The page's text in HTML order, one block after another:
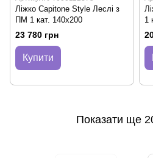
Ліжко Capitone Style Леслі з
ПМ 1 кат. 140x200
23 780 грн
Купити
1
Показати ще